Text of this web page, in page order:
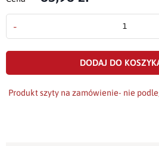
-
DODAJ DO
Produkt szyty na zamówienie- nie